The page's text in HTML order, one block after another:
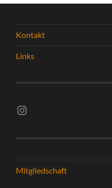
Kontakt
Links
Instagram
Mitgliedschaft